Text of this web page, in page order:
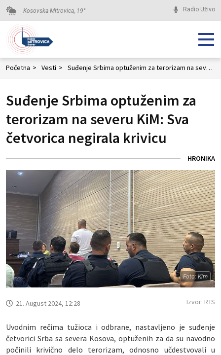
Kosovska Mitrovica, 19° Radio Uživo
Početna > Vesti > Suđenje Srbima optuženim za terorizam na severu KiM: Sva četvorica negirala krivicu
Suđenje Srbima optuženim za
terorizam na severu KiM: Sva
četvorica negirala krivicu
HRONIKA
Foto: Kim
21. August 2024, 12:28 Izvor: RTS
Uvodnim rečima tužioca i odbrane, nastavljeno je suđenje
četvorici Srba sa severa Kosova, optuženih za da su navodno
počinili krivično delo terorizam, odnosno učdestvovali u